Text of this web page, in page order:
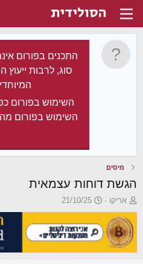
התכנים בפורום
סוג, לרבות
השימוש בפורום
השימוש בפורום
מיסים
הגשת דוחות עצמאית
פ
ו
ת
ח
ה
נ
אריקו
פ
ו
ר
ס
ם
ב
21/10/25